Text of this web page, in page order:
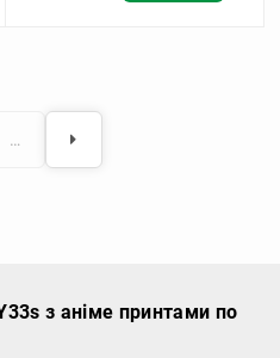
…
з аніме принтами по